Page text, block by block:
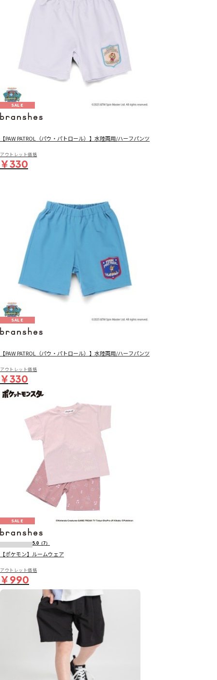
SALE
【PAW PATROL（パウ・パトロール）】水陸両用/ハーフパンツ
アウトレット価格
￥330
SALE
【PAW PATROL（パウ・パトロール）】水陸両用/ハーフパンツ
アウトレット価格
￥330
SALE
5.0 （7）
【ポケモン】ルームウェア
アウトレット価格
￥990